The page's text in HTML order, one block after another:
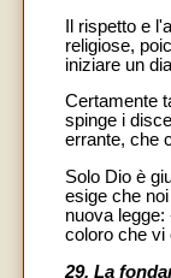
Il rispetto e
religiose,
iniziare un
Certamente
spinge i
errante, che
Solo Dio è
esige che
nuova
coloro che vi
29. La